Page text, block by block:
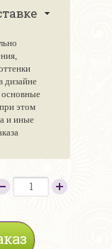
дизайне
основные
этом
и иные